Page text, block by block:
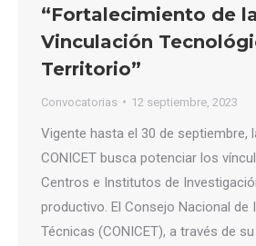
“Fortalecimiento de
Vinculación
Territorio”
Convocatorias 12 septiembre, 2023
Vigente hasta el 30 de septiembre,
CONICET busca potenciar los
Centros e Institutos de
productivo. El Consejo Nacional de
Técnicas (CONICET), a través de